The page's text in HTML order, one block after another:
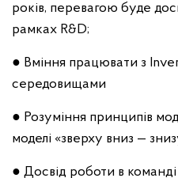
років, перевагою буде
рамках R&D;
● Вміння працювати з
середовищами
● Розуміння принципів
моделі «зверху вниз —
● Досвід роботи в команді